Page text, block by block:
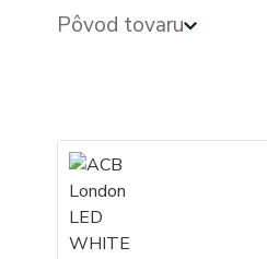
Pôvod tovaru